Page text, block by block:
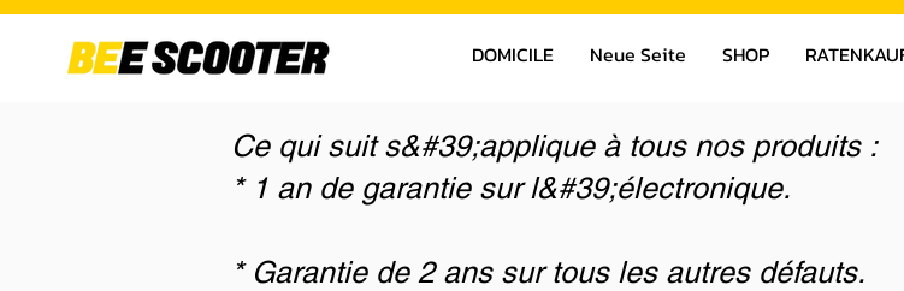
DOMICILE Neue Seite SHOP
Ce qui suit s&#39;applique à tous nos produits :
* 1 an de garantie sur l&#39;électronique.
* Garantie de 2 ans sur tous les autres défauts.